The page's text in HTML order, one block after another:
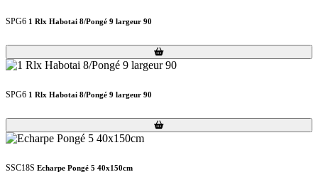
SPG6 1 Rlx Habotai 8/Pongé 9 largeur 90
Loading...
Loading...
SPG6 1 Rlx Habotai 8/Pongé 9 largeur 90
Loading...
Loading...
SSC18S Echarpe Pongé 5 40x150cm